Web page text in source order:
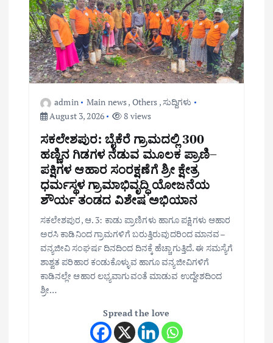
admin Main news, Others ,ಸುದ್ದಿಗಳು
August 3, 2026
8 views
ಸಕಲೇಶಪುರ: ಬೈಕೆರೆ ಗ್ರಾಮದಲ್ಲಿ 300
ಹಣ್ಣಿನ ಗಿಡಗಳ ನೆಡುವ ಮೂಲಕ ಪ್ರಾಣಿ–
ಪಕ್ಷಿಗಳ ಆಹಾರ ಸಂರಕ್ಷಣೆಗೆ ಶ್ರೀ ಕ್ಷೇತ್ರ
ಧರ್ಮಸ್ಥಳ ಗ್ರಾಮಾಭಿವೃದ್ಧಿ ಯೋಜನೆಯ
ಶೌರ್ಯ ತಂಡದ ವಿಶೇಷ ಅಭಿಯಾನ
ಸಕಲೇಶಪುರ, ಆ. 3: ಕಾಡು ಪ್ರಾಣಿಗಳು ಹಾಗೂ ಪಕ್ಷಿಗಳು ಆಹಾರ
ಅರಸಿ ಕಾಡಿನಿಂದ ಗ್ರಾಮಗಳಿಗೆ ಬರುತ್ತಿರುವುದರಿಂದ ಮಾನವ–
ವನ್ಯಜೀವಿ ಸಂಘರ್ಷ ದಿನದಿಂದ ದಿನಕ್ಕೆ ಹೆಚ್ಚಾಗುತ್ತಿದೆ. ಈ ಸಮಸ್ಯೆಗೆ
ಶಾಶ್ವತ ಪರಿಹಾರ ಕಂಡುಕೊಳ್ಳುವ ಹಾಗೂ ವನ್ಯಜೀವಿಗಳಿಗೆ
ಕಾಡಿನಲ್ಲೇ ಆಹಾರ ಲಭ್ಯವಾಗುವಂತೆ ಮಾಡುವ ಉದ್ದೇಶದಿಂದ
ಶ್ರೀ…
Spread the love